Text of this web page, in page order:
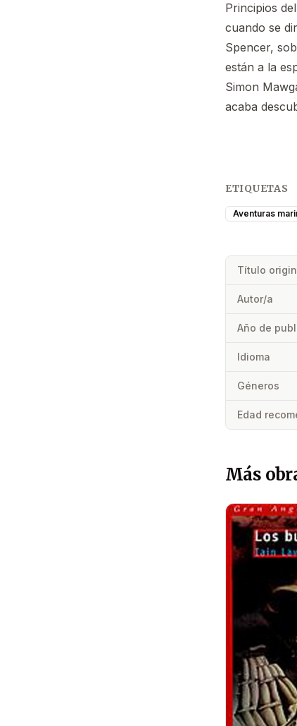
Principios
cuando se
Spencer,
están a la
Simon
acaba
ETIQUETAS
Aventuras
Título
Autor/a
Año de
Idioma
Géneros
Edad
Más